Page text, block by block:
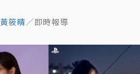
黃筱晴／即時報導